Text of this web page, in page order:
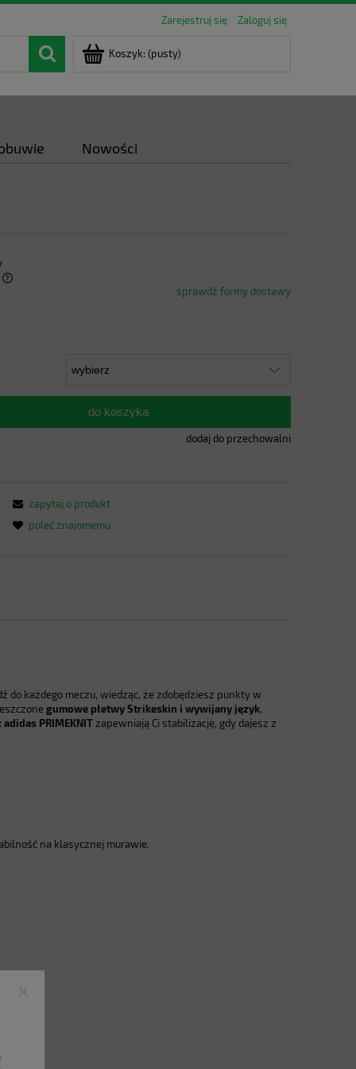
Zarejestruj się Zaloguj się
Koszyk: (pusty)
Nowości
sprawdź formy dostawy
do koszyka
dodaj do przechowalni
zapytaj o produkt
poleć znajomemu
każdego meczu, wiedząc, że zdobędziesz punkty w
gumowe płetwy Strikeskin i wywijany język,
adidas PRIMEKNITzapewniają Ci stabilizację, gdy dajesz z
na klasycznej murawie.